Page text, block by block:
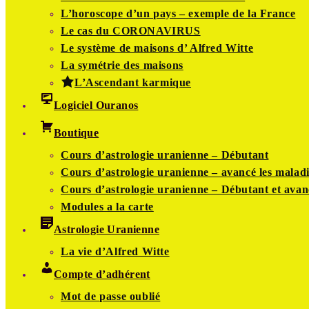
L’horoscope d’un pays – exemple de la France
Le cas du CORONAVIRUS
Le système de maisons d’ Alfred Witte
La symétrie des maisons
L’Ascendant karmique
Logiciel Ouranos
Boutique
Cours d’astrologie uranienne – Débutant
Cours d’astrologie uranienne – avancé les
Cours d’astrologie uranienne – Débutant et
Modules a la carte
Astrologie Uranienne
La vie d’Alfred Witte
Compte d’adhérent
Mot de passe oublié